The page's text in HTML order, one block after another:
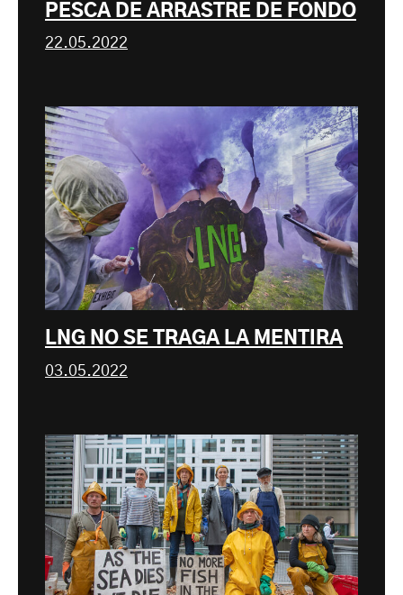
PESCA DE ARRASTRE DE FONDO
22.05.2022
LNG NO SE TRAGA LA MENTIRA
03.05.2022